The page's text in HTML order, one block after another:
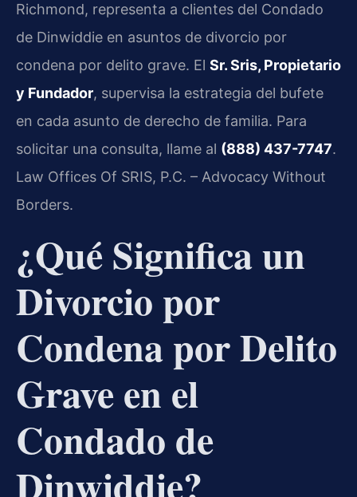
Richmond, representa a clientes del Condado
de Dinwiddie en asuntos de divorcio por
condena por delito grave. El Sr. Sris, Propietario
y Fundador, supervisa la estrategia del bufete
en cada asunto de derecho de familia. Para
solicitar una consulta, llame al (888) 437-7747.
Law Offices Of SRIS, P.C. – Advocacy Without
Borders.
¿Qué Significa un
Divorcio por
Condena por Delito
Grave en el
Condado de
Dinwiddie?